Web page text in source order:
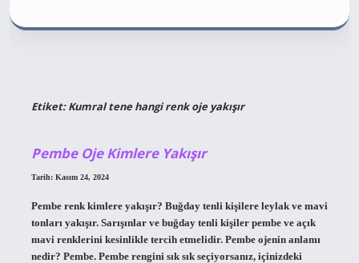
Etiket:Kumral tene hangi renk oje yakışır
Pembe Oje Kimlere Yakışır
Tarih: Kasım 24, 2024
Pembe renk kimlere yakışır? Buğday tenli kişilere leylak ve mavi
tonları yakışır. Sarışınlar ve buğday tenli kişiler pembe ve açık
mavi renklerini kesinlikle tercih etmelidir. Pembe ojenin anlamı
nedir? Pembe. Pembe rengini sık sık seçiyorsanız, içinizdeki